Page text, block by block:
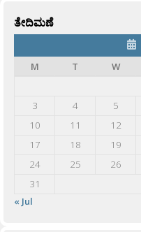
ತೇದಿಮಣೆ
M
T W
3
4 5
10
11 12
17
18 19
24
25 26
31
« Jul